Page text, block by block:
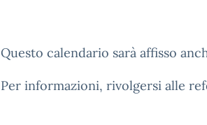
Questo calendario sarà affisso
Per informazioni, rivolgersi alle